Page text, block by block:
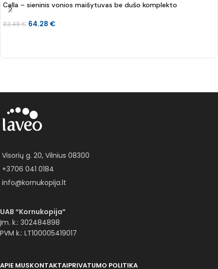
Calla – sieninis vonios maišytuvas be dušo komplekto
83.48€ 64.28 €
Visorių g. 20, Vilnius 08300
+3706 041 0184
info@kornukopija.lt
UAB “Kornukopija”
Įm. k.: 302484898
PVM k.: LT100005419017
APIE MUSKONTAKTAIPRIVATUMO POLITIKA